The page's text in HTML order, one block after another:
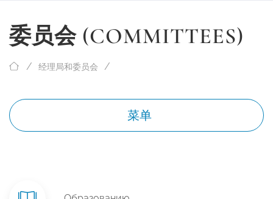
委员会 (COMMITTEES)
经理局和委员会
菜单